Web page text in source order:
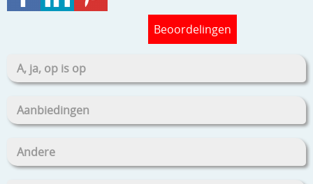
Beoordelingen
A, ja, op is op
Aanbiedingen
Andere